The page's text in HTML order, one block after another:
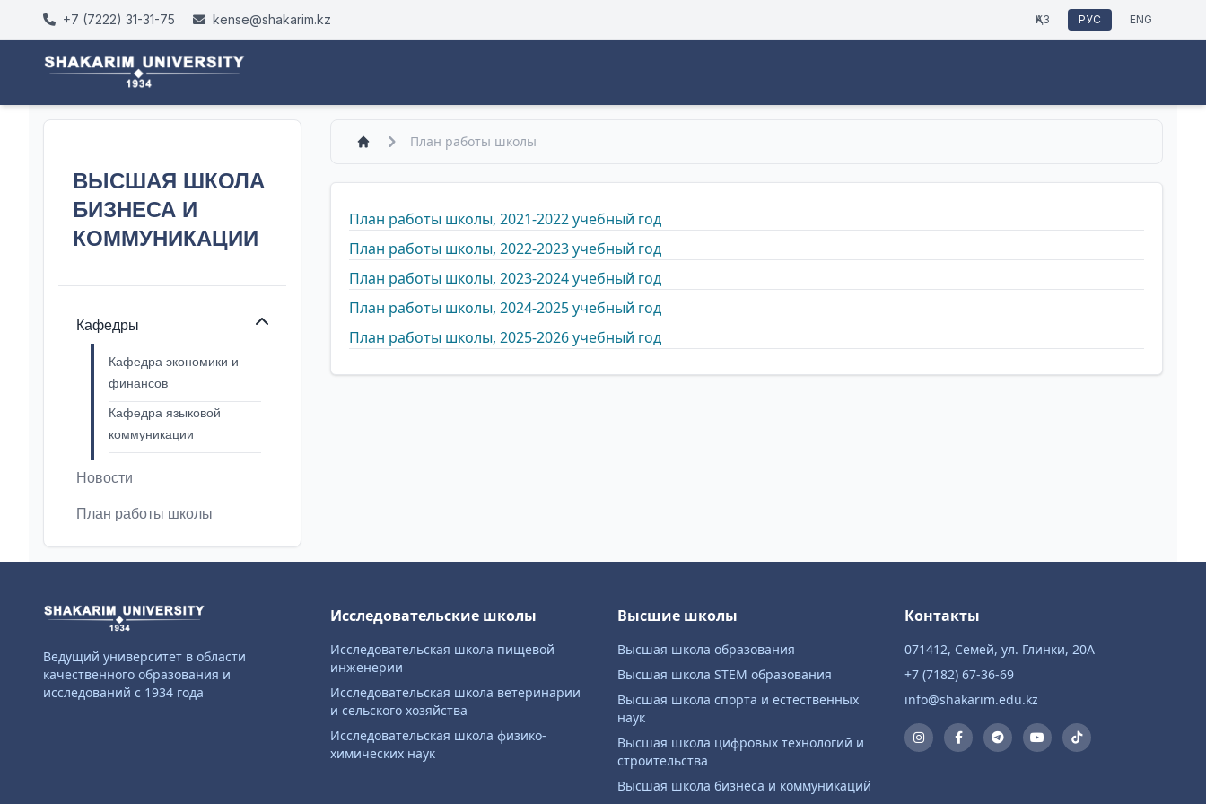
+7 (7222) 31-31-75 kense@shakarim.kz ҚАЗ РУС ENG
ВЫСШАЯ ШКОЛА
БИЗНЕСА И
КОММУНИКАЦИИ
Кафедры
Кафедра экономики и
финансов
Кафедра языковой
коммуникации
Новости
План работы школы
План работы школы
План работы школы, 2021-2022 учебный год
План работы школы, 2022-2023 учебный год
План работы школы, 2023-2024 учебный год
План работы школы, 2024-2025 учебный год
План работы школы, 2025-2026 учебный год
Ведущий университет в области
качественного образования и
исследований с 1934 года
Исследовательские школы
Исследовательская школа пищевой
инженерии
Исследовательская школа ветеринарии
и сельского хозяйства
Исследовательская школа физико-
химических наук
Высшие школы
Высшая школа образования
Высшая школа STEM образования
Высшая школа спорта и естественных
наук
Высшая школа цифровых технологий и
строительства
Высшая школа бизнеса и коммуникаций
Контакты
071412, Семей, ул. Глинки, 20А
+7 (7182) 67-36-69
info@shakarim.edu.kz